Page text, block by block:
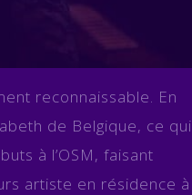
reconnaissable. En
de Belgique, ce qui
à l’OSM, faisant
artiste en résidence à